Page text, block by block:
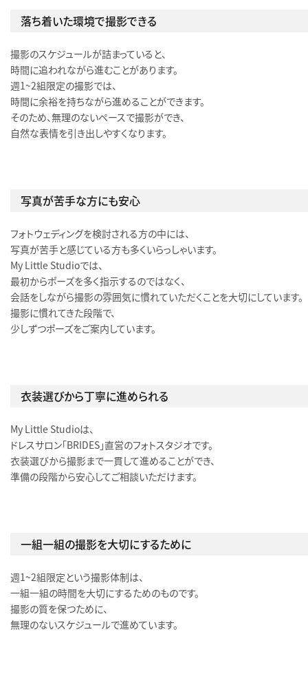
落ち着いた環境で撮影できる
撮影のスケジュールが詰まっていると、
時間に追われながら進むことがあります。
週1〜2組限定の撮影では、
時間に余裕を持ちながら進めることができます。
そのため、無理のないペースで撮影ができ、
自然な表情を引き出しやすくなります。
写真が苦手な方にも安心
フォトウェディングを検討される方の中には、
写真が苦手と感じている方も多くいらっしゃいます。
My Little Studioでは、
最初からポーズを多く指示するのではなく、
会話をしながら撮影の雰囲気に慣れていただくことを大切にしています。
撮影に慣れてきた段階で、
少しずつポーズをご案内しています。
衣装選びから丁寧に進められる
My Little Studioは、
ドレスサロン「BRIDES」直営のフォトスタジオです。
衣装選びから撮影まで一貫して進めることができ、
準備の段階から安心してご相談いただけます。
一組一組の撮影を大切にするために
週1〜2組限定という撮影体制は、
一組一組の時間を大切にするためのものです。
撮影の質を保つために、
無理のないスケジュールで進めています。